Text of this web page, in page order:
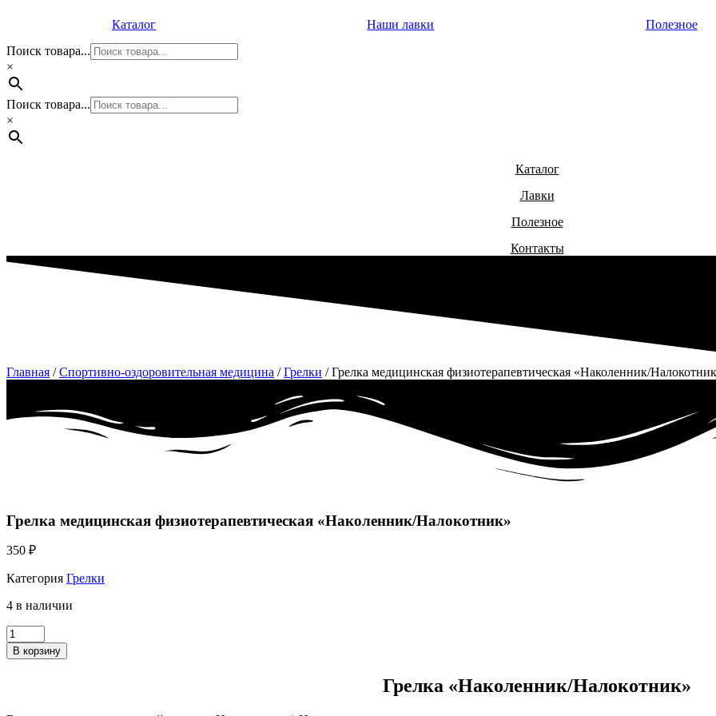
Каталог Наши лавки
Полезное
Поиск товара...
×
Поиск товара...
×
Каталог
Лавки
Полезное
Контакты
Главная /Спортивно-оздоровительная медицина /Грелки / Грелка медицинская физиотерапевтическая «Наколенник/
Грелка медицинская физиотерапевтическая «Наколенник/Налокотник»
350 ₽
Категория Грелки
4 в наличии
Количество
Грелка
медицинская
В корзину
Грелка «Наколенник/Налокотник»